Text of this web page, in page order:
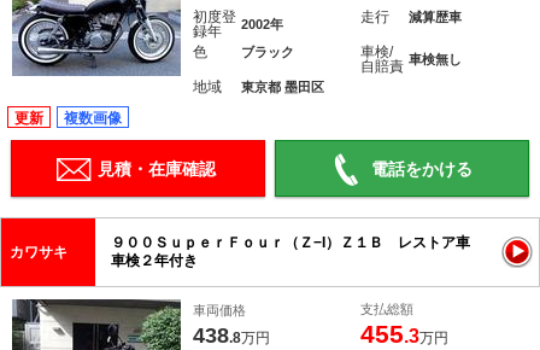
初度登
録年
2002年 走行 減算歴車
色 ブラック
車検/
自賠責 車検無し
地域 東京都 墨田区
更新 複数画像
見積・在庫確認 電話をかける
カワサキ
９００ＳｕｐｅｒＦｏｕｒ（Ｚ−I）Ｚ１Ｂ レストア車
車検２年付き
車両価格
438.8万円
支払総額
455.3万円